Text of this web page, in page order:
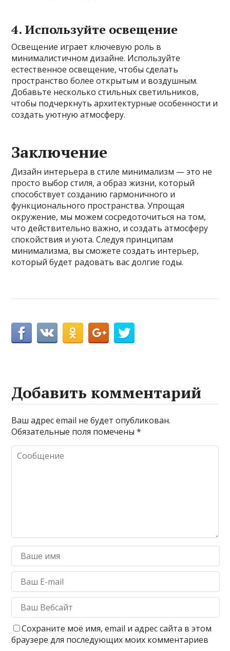
4. Используйте освещение
Освещение играет ключевую роль в
минималистичном дизайне. Используйте
естественное освещение, чтобы сделать
пространство более открытым и воздушным.
Добавьте несколько стильных светильников,
чтобы подчеркнуть архитектурные особенности и
создать уютную атмосферу.
Заключение
Дизайн интерьера в стиле минимализм — это не
просто выбор стиля, а образ жизни, который
способствует созданию гармоничного и
функционального пространства. Упрощая
окружение, мы можем сосредоточиться на том,
что действительно важно, и создать атмосферу
спокойствия и уюта. Следуя принципам
минимализма, вы сможете создать интерьер,
который будет радовать вас долгие годы.
Добавить комментарий
Ваш адрес email не будет опубликован.
Обязательные поля помечены*
Сохраните моё имя, email и адрес сайта в этом
браузере для последующих моих комментариев